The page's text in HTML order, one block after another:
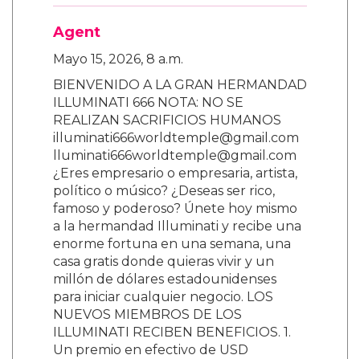
Agent
Mayo 15, 2026, 8 a.m.
BIENVENIDO A LA GRAN HERMANDAD
ILLUMINATI 666 NOTA: NO SE
REALIZAN SACRIFICIOS HUMANOS
illuminati666worldtemple@gmail.com
lluminati666worldtemple@gmail.com
¿Eres empresario o empresaria, artista,
político o músico? ¿Deseas ser rico,
famoso y poderoso? Únete hoy mismo
a la hermandad Illuminati y recibe una
enorme fortuna en una semana, una
casa gratis donde quieras vivir y un
millón de dólares estadounidenses
para iniciar cualquier negocio. LOS
NUEVOS MIEMBROS DE LOS
ILLUMINATI RECIBEN BENEFICIOS. 1.
Un premio en efectivo de USD